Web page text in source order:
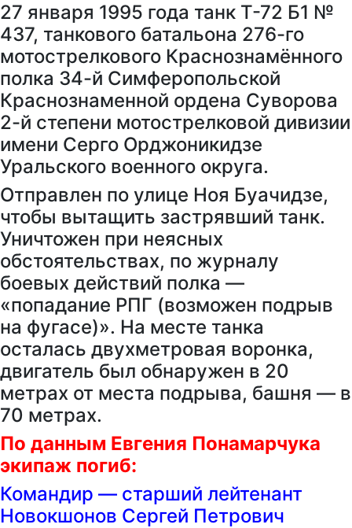
27 января 1995 года танк Т-72 Б1 №
437, танкового батальона 276-го
мотострелкового Краснознамённого
полка 34-й Симферопольской
Краснознаменной ордена Суворова
2-й степени мотострелковой дивизии
имени Серго Орджоникидзе
Уральского военного округа.
Отправлен по улице Ноя Буачидзе,
чтобы вытащить застрявший танк.
Уничтожен при неясных
обстоятельствах, по журналу
боевых действий полка —
«попадание РПГ (возможен подрыв
на фугасе)». На месте танка
осталась двухметровая воронка,
двигатель был обнаружен в 20
метрах от места подрыва, башня — в
70 метрах.
По данным Евгения Понамарчука
экипаж погиб:
Командир — старший лейтенант
Новокшонов Сергей Петрович